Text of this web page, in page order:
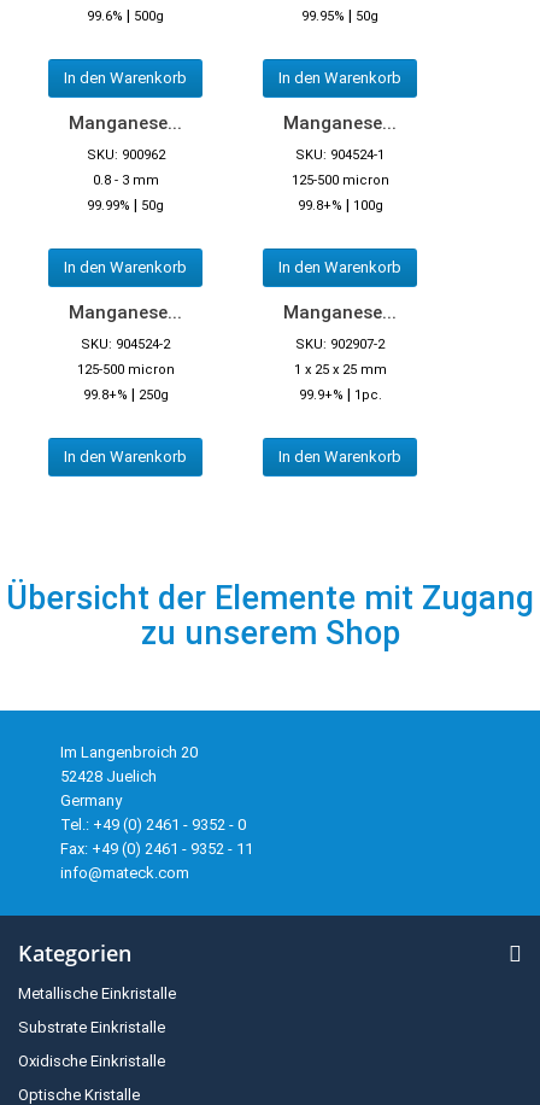
99.6% | 500g
In den Warenkorb
99.95% | 50g
In den Warenkorb
Manganese...
SKU: 900962
0.8 - 3 mm
99.99% | 50g
In den Warenkorb
Manganese...
SKU: 904524-1
125-500 micron
99.8+% | 100g
In den Warenkorb
Manganese...
SKU: 904524-2
125-500 micron
99.8+% | 250g
In den Warenkorb
Manganese...
SKU: 902907-2
1 x 25 x 25 mm
99.9+% | 1pc.
In den Warenkorb
Übersicht der Elemente mit Zugang
zu unserem Shop
Im Langenbroich 20
52428 Juelich
Germany
Tel.: +49 (0) 2461 - 9352 - 0
Fax: +49 (0) 2461 - 9352 - 11
info@mateck.com
Kategorien
Metallische Einkristalle
Substrate Einkristalle
Oxidische Einkristalle
Optische Kristalle